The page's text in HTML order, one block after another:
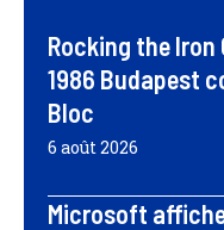
Rocking the Iron
1986 Budapest
Bloc
6 août 2026
Microsoft